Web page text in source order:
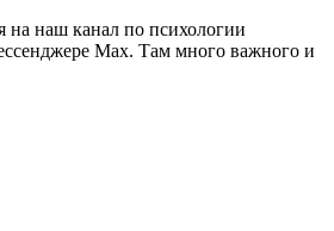
на наш канал по психологии
Max. Там много важного и